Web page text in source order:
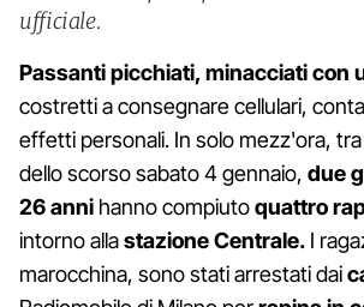
ufficiale.
Passanti picchiati, minacciati con
costretti a consegnare cellulari,
effetti personali. In solo mezz'ora, tra
dello scorso sabato 4 gennaio, due
26 anni hanno compiutoquattro
intorno allastazione Centrale. I
marocchina, sono stati arrestati dai